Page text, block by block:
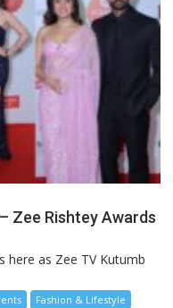
Zee Rishtey Awards
here as Zee TV Kutumb
Fashion & Lifestyle